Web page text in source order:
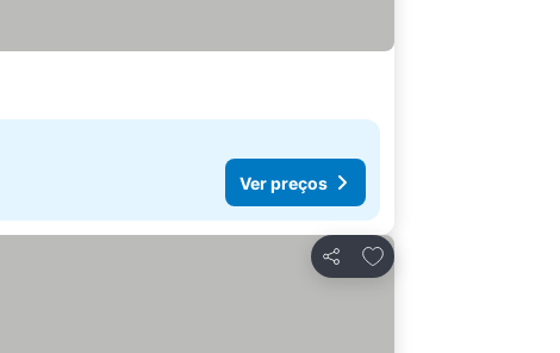
Ver preços
Partilhar
Adicionar aos favoritos